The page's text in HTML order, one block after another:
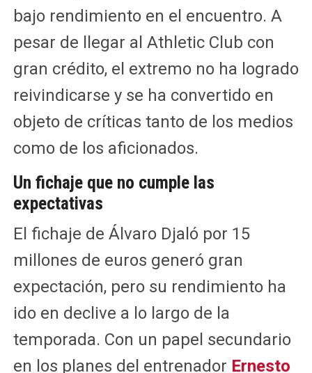
bajo rendimiento en el encuentro. A
pesar de llegar al Athletic Club con
gran crédito, el extremo no ha logrado
reivindicarse y se ha convertido en
objeto de críticas tanto de los medios
como de los aficionados.
Un fichaje que no cumple las
expectativas
El fichaje de Álvaro Djaló por 15
millones de euros generó gran
expectación, pero su rendimiento ha
ido en declive a lo largo de la
temporada. Con un papel secundario
en los planes del entrenador Ernesto